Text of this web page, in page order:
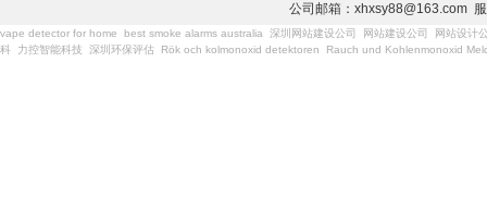
公司邮箱：xhxsy88@163.com
vape detector for home best smoke alarms australia 深圳网站建设公司 网站建设公司
网站设计
科
力控智能科技 深圳环保评估 Rök och kolmonoxid detektoren Rauch und Kohlenmonoxid